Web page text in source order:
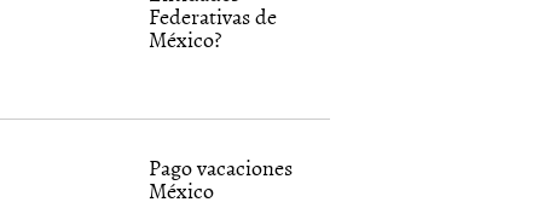
Federativas de
México?
Pago vacaciones
México